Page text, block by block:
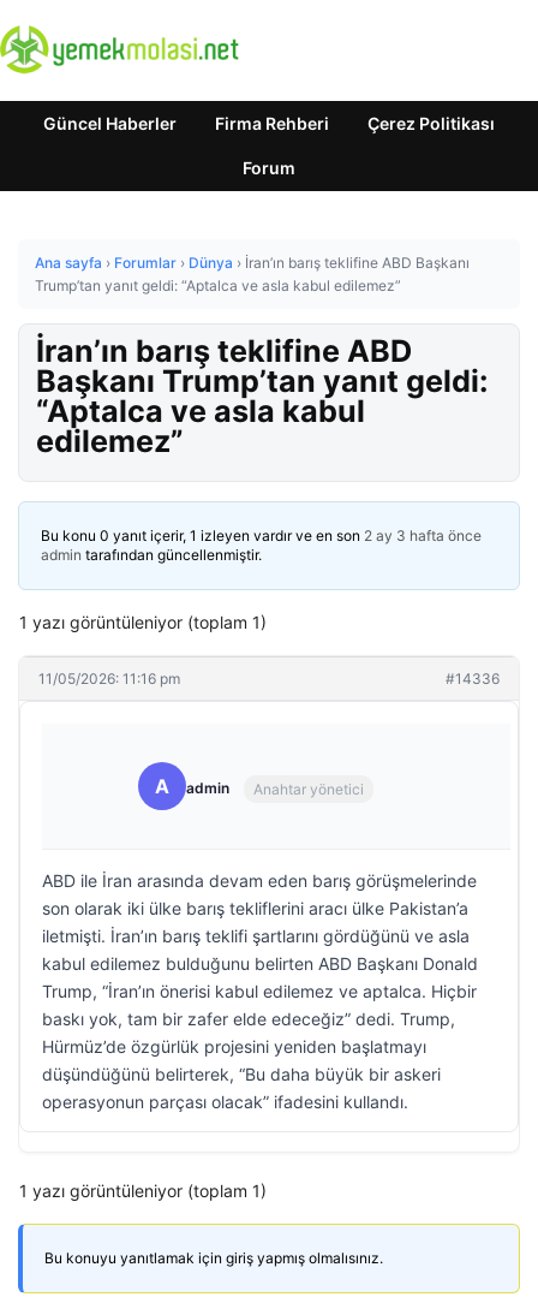
Güncel Haberler Firma Rehberi Çerez Politikası
Forum
Ana sayfa › Forumlar › Dünya › İran’ın barış teklifine ABD Başkanı
Trump’tan yanıt geldi: “Aptalca ve asla kabul edilemez”
İran’ın barış teklifine ABD
Başkanı Trump’tan yanıt geldi:
“Aptalca ve asla kabul
edilemez”
Bu konu 0 yanıt içerir, 1 izleyen vardır ve en son 2 ay 3 hafta önce
admin tarafından güncellenmiştir.
1 yazı görüntüleniyor (toplam 1)
11/05/2026: 11:16 pm #14336
A admin Anahtar yönetici
ABD ile İran arasında devam eden barış görüşmelerinde
son olarak iki ülke barış tekliflerini aracı ülke Pakistan’a
iletmişti. İran’ın barış teklifi şartlarını gördüğünü ve asla
kabul edilemez bulduğunu belirten ABD Başkanı Donald
Trump, “İran’ın önerisi kabul edilemez ve aptalca. Hiçbir
baskı yok, tam bir zafer elde edeceğiz” dedi. Trump,
Hürmüz’de özgürlük projesini yeniden başlatmayı
düşündüğünü belirterek, “Bu daha büyük bir askeri
operasyonun parçası olacak” ifadesini kullandı.
1 yazı görüntüleniyor (toplam 1)
Bu konuyu yanıtlamak için giriş yapmış olmalısınız.